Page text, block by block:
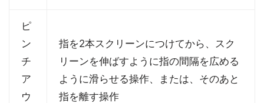
ピ
ン
チ
ア
ウ
指を2本スクリーンにつけてから、スク
リーンを伸ばすように指の間隔を広める
ように滑らせる操作、または、そのあと
指を離す操作